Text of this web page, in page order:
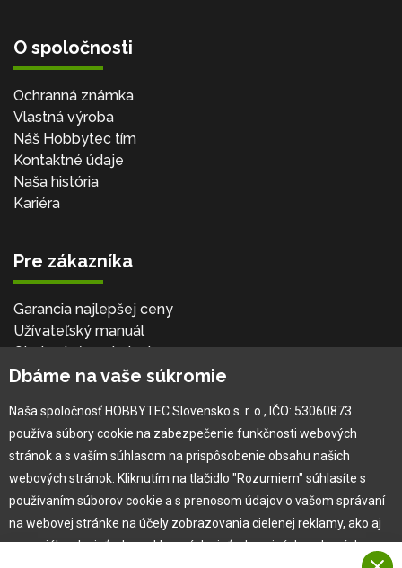
O spoločnosti
Ochranná známka
Vlastná výroba
Náš Hobbytec tím
Kontaktné údaje
Naša história
Kariéra
Pre zákazníka
Garancia najlepšej ceny
Užívateľský manuál
Obchodné podmienky
Zákazník & partner
Novinky
Dbáme na vaše súkromie
Naša spoločnosť HOBBYTEC Slovensko s. r. o., IČO: 53060873
používa súbory cookie na zabezpečenie funkčnosti webových
stránok a s vaším súhlasom na prispôsobenie obsahu našich
webových stránok. Kliknutím na tlačidlo "Rozumiem" súhlasíte s
používaním súborov cookie a s prenosom údajov o vašom správaní
na webovej stránke na účely zobrazovania cielenej reklamy, ako aj
na sociálnych sieťach a reklamných sieťach na iných webových